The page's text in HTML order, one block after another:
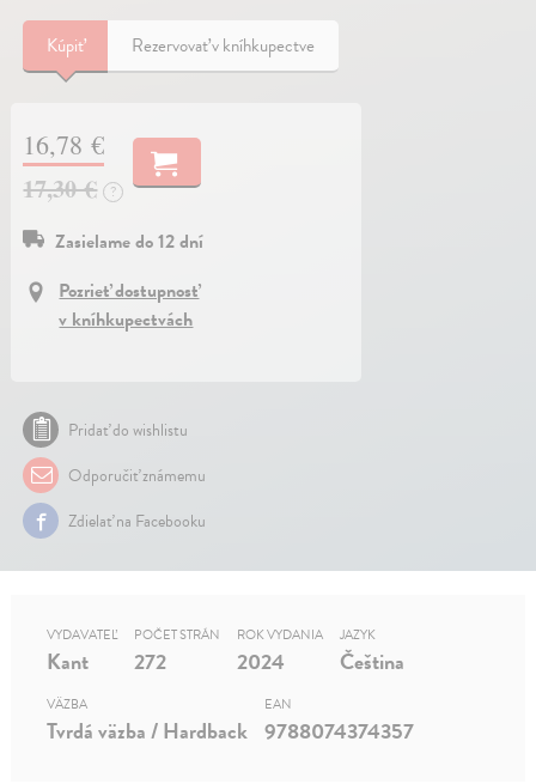
Kúpiť Rezervovať v kníhkupectve
16,78 €
17,30 €
?
Zasielame do 12 dní
Pozrieť dostupnosť
v kníhkupectvách
Pridať do wishlistu
Odporučiť známemu
Zdielať na Facebooku
VYDAVATEĽ
Kant
POČET STRÁN
272
ROK VYDANIA
2024
JAZYK
Čeština
VÄZBA
Tvrdá väzba / Hardback
EAN
9788074374357